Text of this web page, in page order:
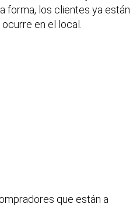
forma, los clientes ya están
en el local.
que están a